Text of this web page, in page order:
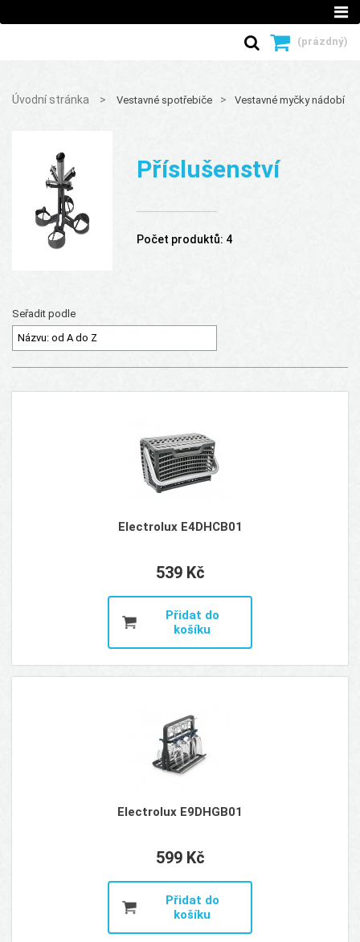
(prázdný)
Úvodní stránka > Vestavné spotřebiče > Vestavné myčky nádobí
Příslušenství
Počet produktů: 4
Seřadit podle
Electrolux E4DHCB01
539 Kč
Přidat do
košíku
Electrolux E9DHGB01
599 Kč
Přidat do
košíku